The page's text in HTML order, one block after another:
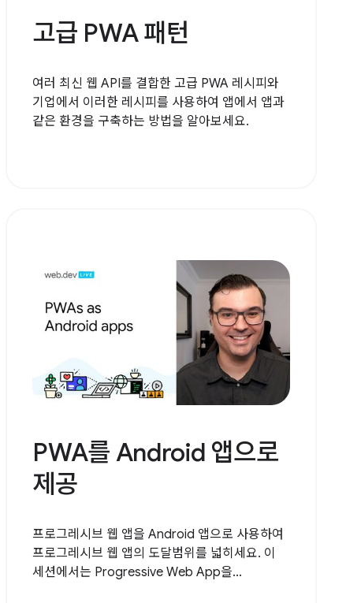
고급 PWA 패턴
여러 최신 웹 API를 결합한 고급 PWA 레시피와
기업에서 이러한 레시피를 사용하여 앱에서 앱과
같은 환경을 구축하는 방법을 알아보세요.
PWA를 Android 앱으로
제공
프로그레시브 웹 앱을 Android 앱으로 사용하여
프로그레시브 웹 앱의 도달범위를 넓히세요. 이
세션에서는 Progressive Web App을...